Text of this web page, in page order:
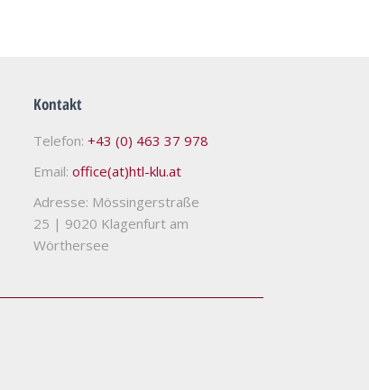
Kontakt
Telefon: +43 (0) 463 37 978
Email: office(at)htl-klu.at
Adresse: Mössingerstraße
25 | 9020 Klagenfurt am
Wörthersee